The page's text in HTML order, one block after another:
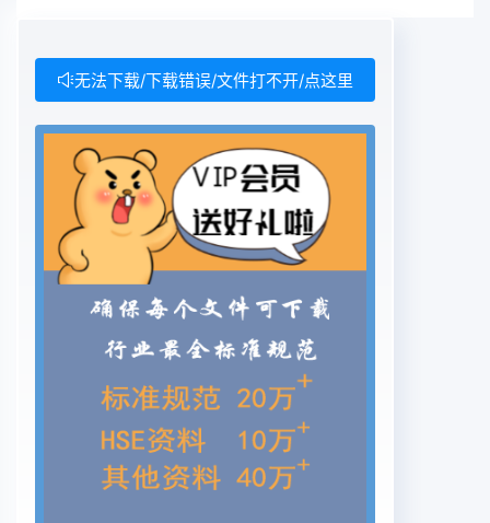
桥梁钢结构防腐涂装技术条件》(JT/T 722-2008)
(公路桥涵施工技术规范》(JIG/T 3650-2020)和
《钢结构工程施工质量验收标准》(GB 50205-
2020)等标准规范。 通用图使用者应依据法律法规
在充分理解通用图的基础上根据工程项目的建设条
件、荷载条件、施工方案与装备条件等送行计算复
核、论证确保工程项目的质量、安全和耐久并对通用
图在工程项目中的应用负责。请各有关单位在执行过
程中将发现的问题和意见，以便修订时参考 主 编 单
位：中交公路规划设计院有限公司 装配化钢结构桥
梁产业技术创新战略联盟
无法下载/下载错误/文件打不开/点这里